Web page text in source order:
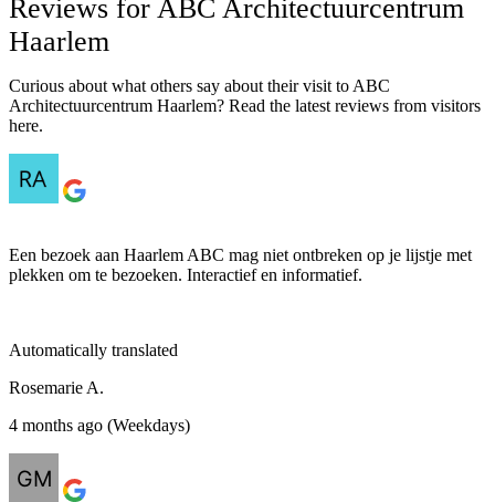
Reviews for ABC Architectuurcentrum
Haarlem
Curious about what others say about their visit to ABC
Architectuurcentrum Haarlem? Read the latest reviews from visitors
here.
Een bezoek aan Haarlem ABC mag niet ontbreken op je lijstje met
plekken om te bezoeken. Interactief en informatief.
Automatically translated
Rosemarie A.
4 months ago (Weekdays)